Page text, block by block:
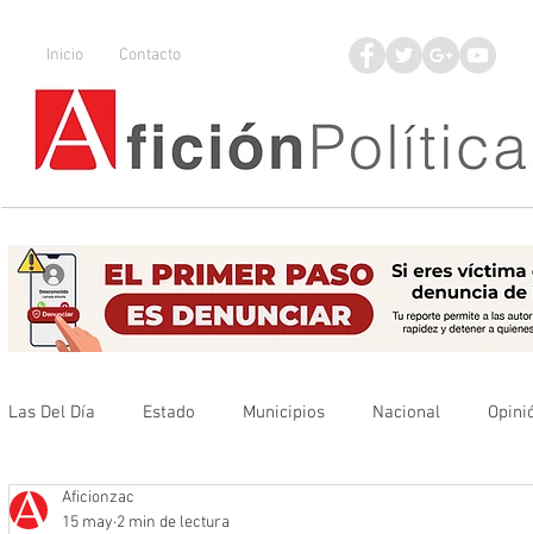
Inicio Contacto
Las Del Día Estado Municipios Nacional
Que no se olvide
Aficionzac
15 may 2 min de lectura